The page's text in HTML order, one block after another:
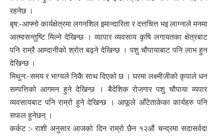
रहनेछ ।
बृष:- आफ्नो कार्यक्षेत्रमा लगनशिल इमान्दारिता र दत्तचित्त भइ लाग्नाले मनमा
आत्मासन्तुष्टि मिल्ने देखिन्छ । व्यापार व्यवसाय कृषि लगायतका क्षेत्रबाट
पनि राम्रै आम्दानीको श्रोत बढ्ने देखिन्छ । पशु चौपायाबाट पनि लाभ हुन
देखिन्छ ।
मिथुन:- समय र भाग्यले निकै साथ दिएको छ । घरमा लक्ष्मीजीको कृपाले धन
सम्पत्तिको आगमन हुने देखिन्छ । बैदेशिक रोजगार पशु चौपाया व्यपार
व्यवसायबाट पनि राम्रो हुने देखिन्छ । आफूले आँटेताकेका कार्यहरु पनि
सफल हुनेछन् ।
कर्कट :- राशी अनुसार आजको दिन राम्रो छैन १२औं चन्द्रमा सदासर्वदा